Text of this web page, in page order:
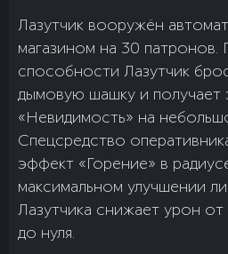
Лазутчик вооружён
магазином на 30 патронов.
способности Лазутчик
дымовую шашку и получает
«Невидимость» на
Спецсредство
эффект «Горение» в
максимальном улучшении
Лазутчика снижает урон
до нуля.